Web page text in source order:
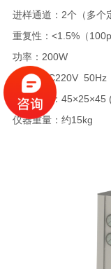
进样通道：2个（多个
重复性：<1.5%（
功率：200W
电源：AC220V 50Hz
仪器尺寸：45×25×45
仪器重量：约15kg